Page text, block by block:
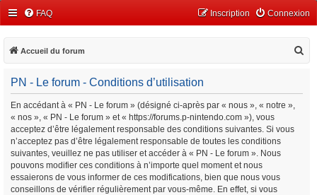
FAQ Connexion
Inscription
Accueil du forum
PN - Le forum - Conditions d’utilisation
En accédant à « PN - Le forum » (désigné ci-après par « nous », « notre »,
« nos », « PN - Le forum » et « https://forums.p-nintendo.com »), vous
acceptez d’être légalement responsable des conditions suivantes. Si vous
n’acceptez pas d’être légalement responsable de toutes les conditions
suivantes, veuillez ne pas utiliser et accéder à « PN - Le forum ». Nous
pouvons modifier ces conditions à n’importe quel moment et nous
essaierons de vous informer de ces modifications, bien que nous vous
conseillons de vérifier régulièrement par vous-même. En effet, si vous